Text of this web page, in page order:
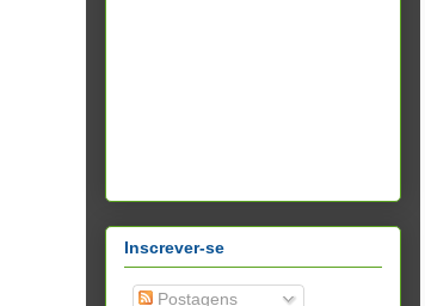
Inscrever-se
Postagens